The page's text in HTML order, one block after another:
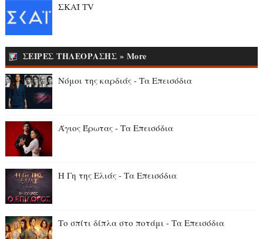
ΣΚΑΪ TV
ΣΕΙΡΕΣ ΤΗΛΕΟΡΑΣΗΣ » More
Νόμοι της καρδιάς - Τα Επεισόδια
Άγιος Έρωτας - Τα Επεισόδια
Η Γη της Ελιάς - Τα Επεισόδια
Το σπίτι δίπλα στο ποτάμι - Τα Επεισόδια